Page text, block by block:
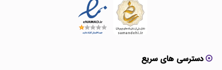
دسترسی های سریع